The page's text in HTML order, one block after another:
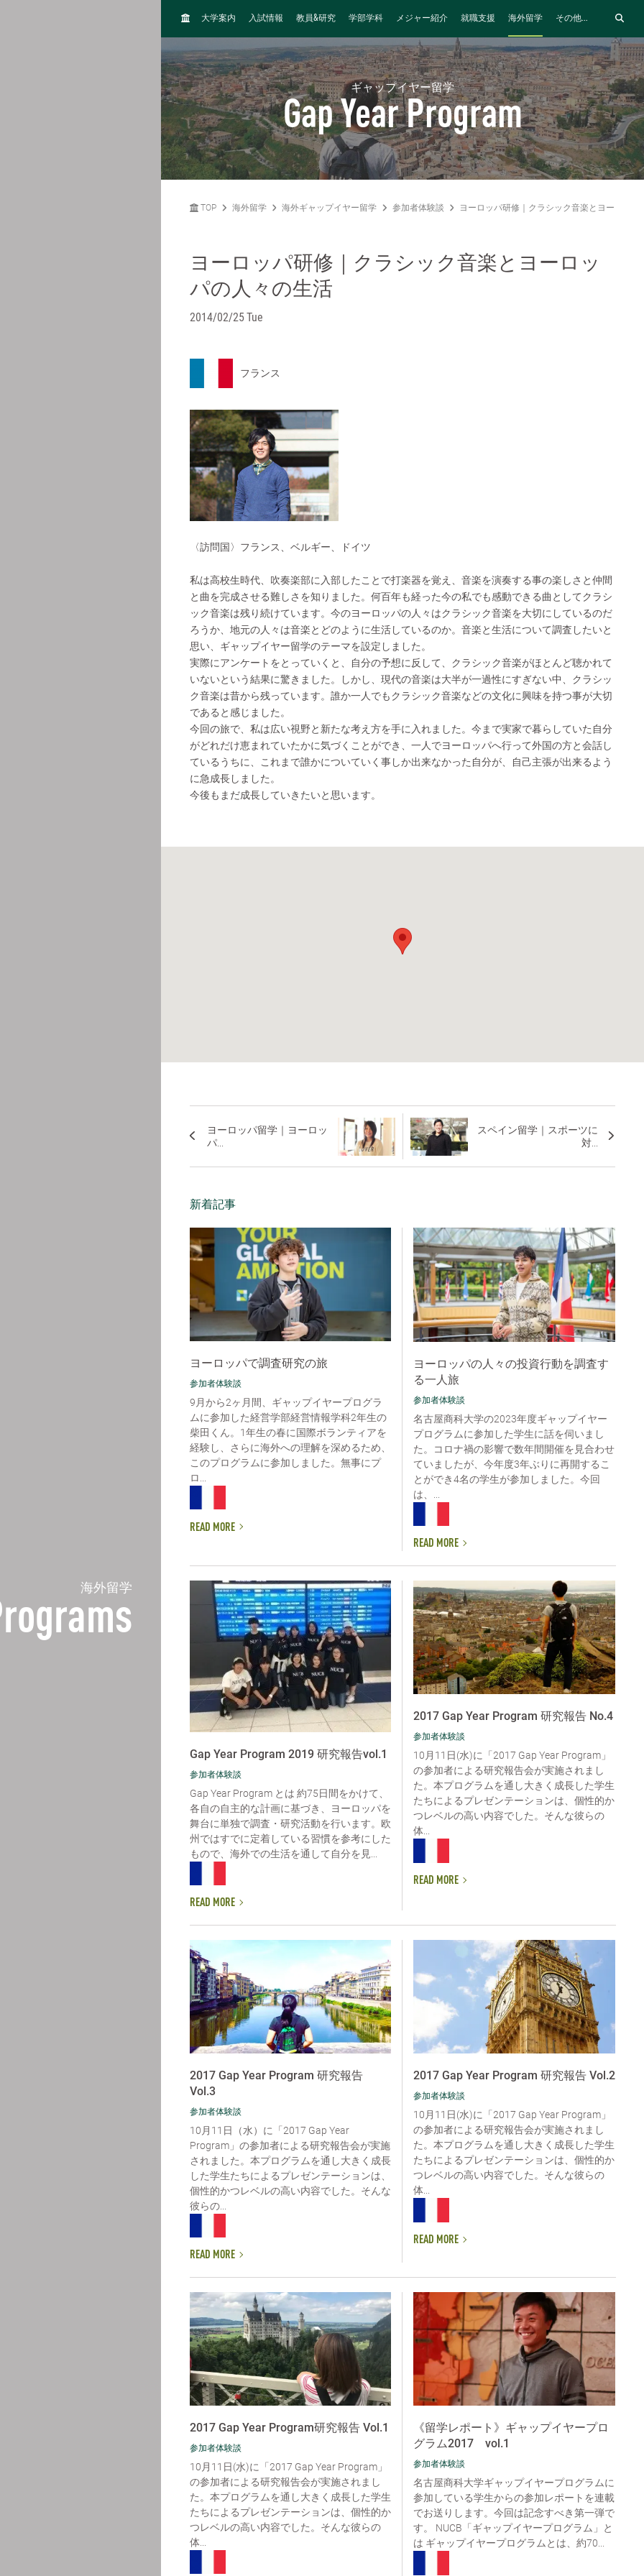
海外留学
H
E
大学案内 入試情報 教員&研究 学部学科 メジャー紹介 就職支援 海外留学 その他...
ギャップイヤー留学
Gap Year Program
TOP 海外留学 海外ギャップイヤー留学 参加者体験談 ヨーロッパ研修｜クラシック音楽とヨーロッパ
ヨーロッパ研修｜クラシック音楽とヨーロッ
パの人々の生活
2014/02/25 Tue
フランス
〈訪問国〉フランス、ベルギー、ドイツ
私は高校生時代、吹奏楽部に入部したことで打楽器を覚え、音楽を演奏する事の楽しさと仲間
と曲を完成させる難しさを知りました。何百年も経った今の私でも感動できる曲としてクラシ
ック音楽は残り続けています。今のヨーロッパの人々はクラシック音楽を大切にしているのだ
ろうか、地元の人々は音楽とどのように生活しているのか。音楽と生活について調査したいと
思い、ギャップイヤー留学のテーマを設定しました。
実際にアンケートをとっていくと、自分の予想に反して、クラシック音楽がほとんど聴かれて
いないという結果に驚きました。しかし、現代の音楽は大半が一過性にすぎない中、クラシッ
ク音楽は昔から残っています。誰か一人でもクラシック音楽などの文化に興味を持つ事が大切
であると感じました。
今回の旅で、私は広い視野と新たな考え方を手に入れました。今まで実家で暮らしていた自分
がどれだけ恵まれていたかに気づくことができ、一人でヨーロッパへ行って外国の方と会話し
ているうちに、これまで誰かについていく事しか出来なかった自分が、自己主張が出来るよう
に急成長しました。
今後もまだ成長していきたいと思います。
ヨーロッパ留学｜ヨーロッ
パ...
スペイン留学｜スポーツに
対...
新着記事
ヨーロッパで調査研究の旅
参加者体験談
9月から2ヶ月間、ギャップイヤープログラ
ムに参加した経営学部経営情報学科2年生の
柴田くん。1年生の春に国際ボランティアを
経験し、さらに海外への理解を深めるため、
このプログラムに参加しました。無事にプ
ロ...
READ MORE
ヨーロッパの人々の投資行動を調査す
る一人旅
参加者体験談
名古屋商科大学の2023年度ギャップイヤー
プログラムに参加した学生に話を伺いまし
た。コロナ禍の影響で数年間開催を見合わせ
ていましたが、今年度3年ぶりに再開するこ
とができ4名の学生が参加しました。今回
は、...
READ MORE
Gap Year Program 2019 研究報告vol.1
参加者体験談
Gap Year Program とは 約75日間をかけて、
各自の自主的な計画に基づき、ヨーロッパを
舞台に単独で調査・研究活動を行います。欧
州ではすでに定着している習慣を参考にした
もので、海外での生活を通して自分を見...
READ MORE
2017 Gap Year Program 研究報告 No.4
参加者体験談
10月11日(水)に「2017 Gap Year Program」
の参加者による研究報告会が実施されまし
た。本プログラムを通し大きく成長した学生
たちによるプレゼンテーションは、個性的か
つレベルの高い内容でした。そんな彼らの
体...
READ MORE
2017 Gap Year Program 研究報告
Vol.3
参加者体験談
10月11日（水）に「2017 Gap Year
Program」の参加者による研究報告会が実施
されました。本プログラムを通し大きく成長
した学生たちによるプレゼンテーションは、
個性的かつレベルの高い内容でした。そんな
彼らの...
READ MORE
2017 Gap Year Program 研究報告 Vol.2
参加者体験談
10月11日(水)に「2017 Gap Year Program」
の参加者による研究報告会が実施されまし
た。本プログラムを通し大きく成長した学生
たちによるプレゼンテーションは、個性的か
つレベルの高い内容でした。そんな彼らの
体...
READ MORE
2017 Gap Year Program研究報告 Vol.1
参加者体験談
10月11日(水)に「2017 Gap Year Program」
の参加者による研究報告会が実施されまし
た。本プログラムを通し大きく成長した学生
たちによるプレゼンテーションは、個性的か
つレベルの高い内容でした。そんな彼らの
体...
《留学レポート》ギャップイヤープロ
グラム2017 vol.1
参加者体験談
名古屋商科大学ギャップイヤープログラムに
参加している学生からの参加レポートを連載
でお送りします。今回は記念すべき第一弾で
す。 NUCB「ギャップイヤープログラム」と
は ギャップイヤープログラムとは、約70...